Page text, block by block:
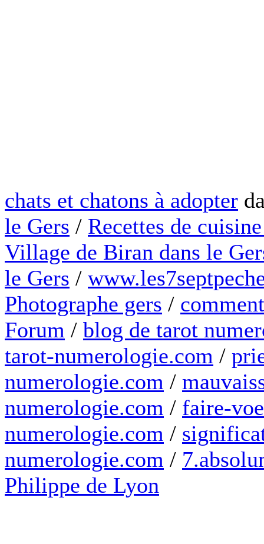
chats et chatons à adopter
le Gers / Recettes de
Village de Biran dans le
le Gers /
Photographe gers /
Forum / blog de tarot
tarot-numerologie.com /
numerologie.com /
numerologie.com / faire-
numerologie.com /
numerologie.com /
Philippe de Lyon